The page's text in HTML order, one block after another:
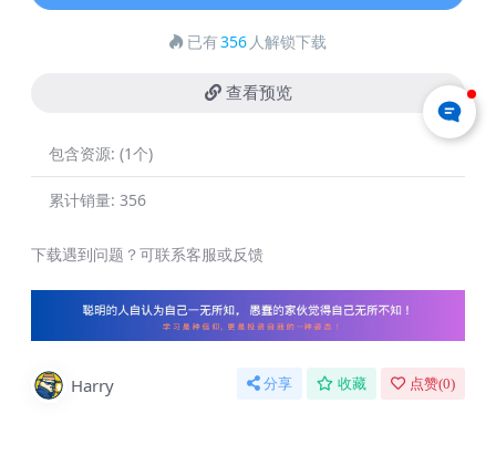
已有356 人解锁下载
查看预览
包含资源: (1个)
累计销量: 356
下载遇到问题？可联系客服或反馈
Harry 分享 收藏 点赞(0)